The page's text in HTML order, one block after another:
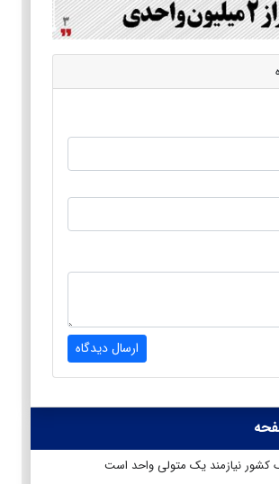
ارسال دیدگاه
کشور نیازمند یک متولی واحد است